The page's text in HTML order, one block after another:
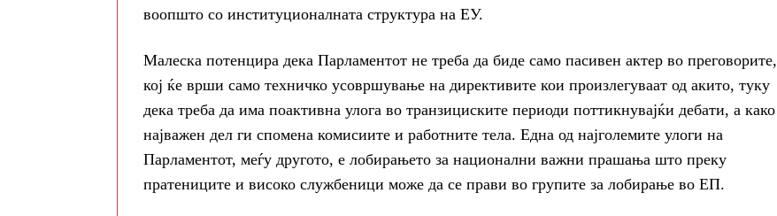
воопшто со институционалната структура на ЕУ.
Малеска потенцира дека Парламентот не треба да биде само пасивен актер во преговорите,
кој ќе врши само техничко усовршување на директивите кои произлегуваат од акито, туку
дека треба да има поактивна улога во транзициските периоди поттикнувајќи дебати, а како
најважен дел ги спомена комисиите и работните тела. Една од најголемите улоги на
Парламентот, меѓу другото, е лобирањето за национални важни прашања што преку
пратениците и високо службеници може да се прави во групите за лобирање во ЕП.